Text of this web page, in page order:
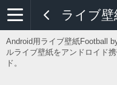
ライブ壁
Android用ライブ壁紙Football
ルライブ壁紙をアンドロイド
ド。